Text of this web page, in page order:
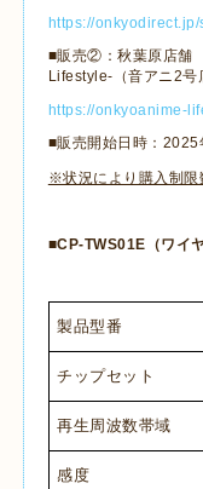
https://
■販売②：秋葉原店舗
Lifestyle- （音アニ2号
https://onkyoanime-
■販売開始日時： 2025
※状況により購入制限
■CP-TWS01E （ワイ
製品型番
チップセット
再生周波数帯域
感度